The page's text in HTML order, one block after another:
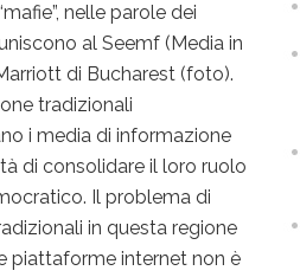
nelle parole dei
al Seemf (Media in
di Bucharest (foto).
tradizionali
i media di informazione
di consolidare il loro ruolo
Il problema di
in questa regione
piattaforme internet non è